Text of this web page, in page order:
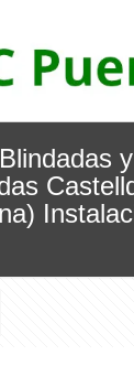
y